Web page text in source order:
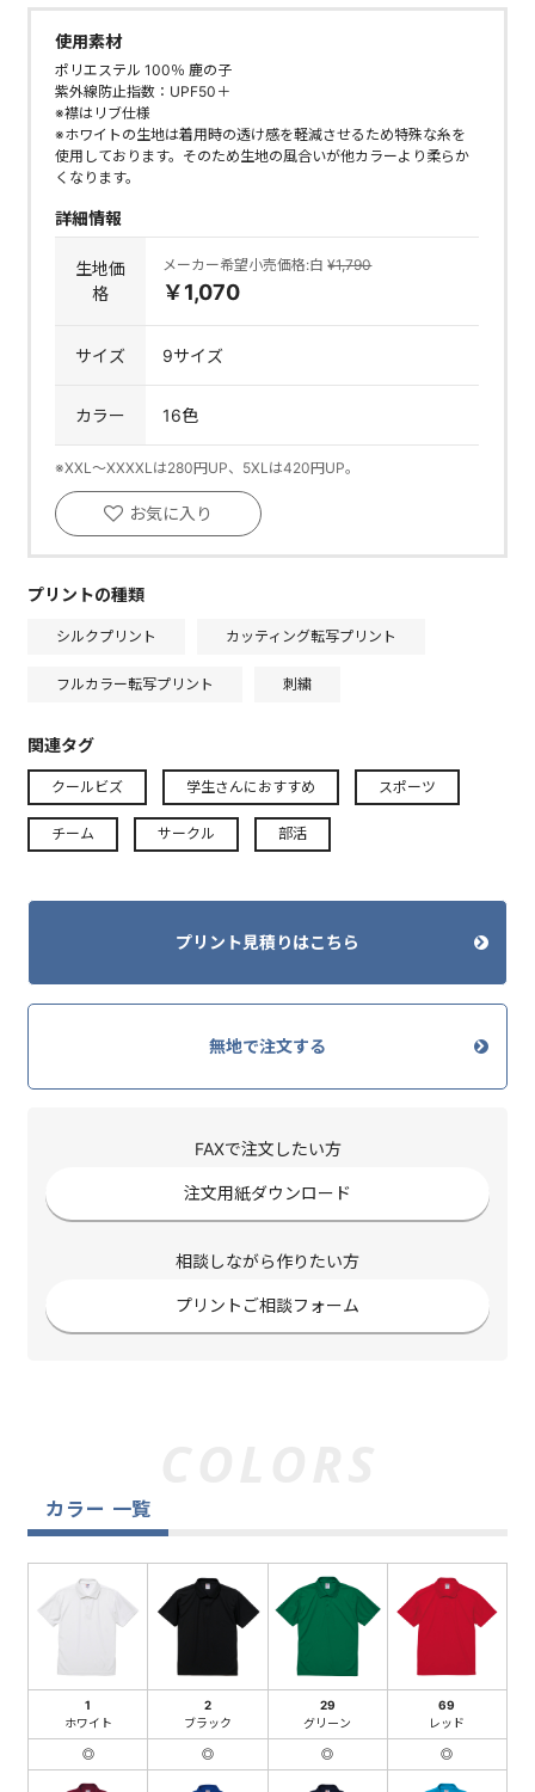
使用素材
ポリエステル 100％ 鹿の子
紫外線防止指数：UPF50＋
※襟はリブ仕様
※ホワイトの生地は着用時の透け感を軽減させるため特殊な糸を
使用しております。そのため生地の風合いが他カラーより柔らか
くなります。
詳細情報
生地価
格
メーカー希望小売価格:白¥1,790
￥1,070
サイズ 9サイズ
カラー 16色
※XXL～XXXXLは280円UP、5XLは420円UP。
お気に入り
プリントの種類
シルクプリント カッティング転写プリント
フルカラー転写プリント 刺繍
関連タグ
クールビズ 学生さんにおすすめ スポーツ
チーム サークル 部活
プリント見積りはこちら
無地で注文する
FAXで注文したい方
注文用紙ダウンロード
相談しながら作りたい方
プリントご相談フォーム
カラー 一覧
1
ホワイト
◎
2
ブラック
◎
29
グリーン
◎
69
レッド
◎